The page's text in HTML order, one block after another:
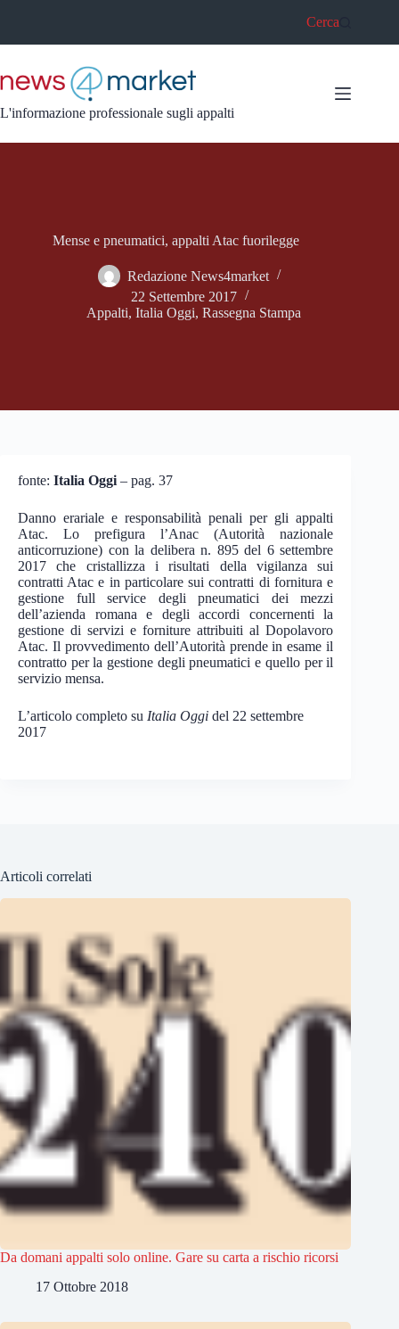
Cerca
L'informazione professionale sugli appalti
Mense e pneumatici, appalti Atac fuorilegge
Redazione News4market
22 Settembre 2017
Appalti, Italia Oggi, Rassegna Stampa
fonte: Italia Oggi – pag. 37
Danno erariale e responsabilità penali per gli appalti
Atac. Lo prefigura l’Anac (Autorità nazionale
anticorruzione) con la delibera n. 895 del 6 settembre
2017 che cristallizza i risultati della vigilanza sui
contratti Atac e in particolare sui contratti di fornitura e
gestione full service degli pneumatici dei mezzi
dell’azienda romana e degli accordi concernenti la
gestione di servizi e forniture attribuiti al Dopolavoro
Atac. Il provvedimento dell’Autorità prende in esame il
contratto per la gestione degli pneumatici e quello per il
servizio mensa.
L’articolo completo su Italia Oggi del 22 settembre
2017
Articoli correlati
Da domani appalti solo online. Gare su carta a rischio ricorsi
17 Ottobre 2018